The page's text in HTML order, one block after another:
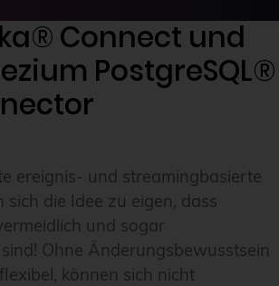
Connect und
PostgreSQL®
ereignis- und streamingbasierte
sich die Idee zu eigen, dass
und sogar
Ohne Änderungsbewusstsein
können sich nicht